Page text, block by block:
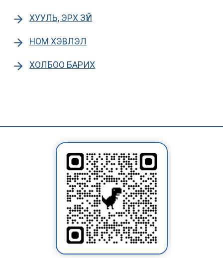
ХУУЛЬ, ЭРХ ЗҮЙ
НОМ ХЭВЛЭЛ
ХОЛБОО БАРИХ